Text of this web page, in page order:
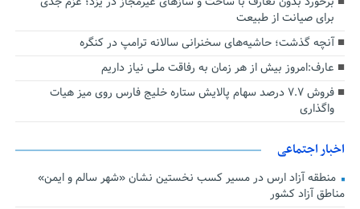
برای صیانت از طبیعت
آنچه گذشت؛ حاشیه‌های سخنرانی سالانه ترامپ در کنگره
عارف:امروز بیش از هر زمان به رفاقت ملی نیاز داریم
فروش ۷.۷ درصد سهام پالایش ستاره خلیج فارس روی میز هیات
واگذاری
اخبار اجتماعی
منطقه آزاد ارس در مسیر کسب نخستین نشان «شهر سالم و ایمن»
مناطق آزاد کشور